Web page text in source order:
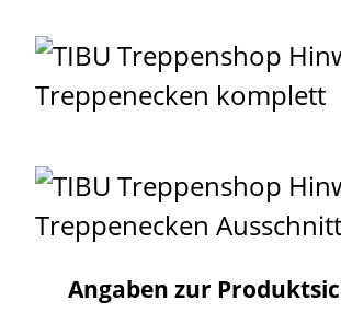
Angaben zur